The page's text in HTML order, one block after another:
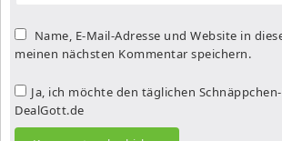
Name, E-Mail-Adresse und Website in
meinen nächsten Kommentar speichern.
Ja, ich möchte den täglichen
DealGott.de